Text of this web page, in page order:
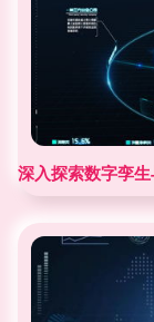
深入探索数字孪